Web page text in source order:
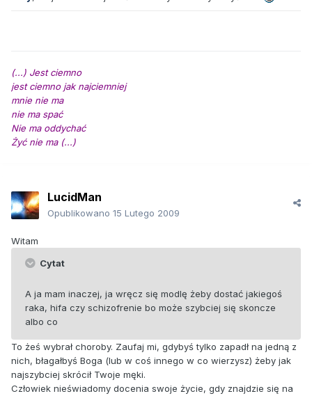
(...) Jest ciemno
jest ciemno jak najciemniej
mnie nie ma
nie ma spać
Nie ma oddychać
Żyć nie ma (...)
LucidMan
Opublikowano 15 Lutego 2009
Witam
Cytat
A ja mam inaczej, ja wręcz się modlę żeby dostać jakiegoś
raka, hifa czy schizofrenie bo może szybciej się skoncze
albo co
To żeś wybrał choroby. Zaufaj mi, gdybyś tylko zapadł na jedną z
nich, błagałbyś Boga (lub w coś innego w co wierzysz) żeby jak
najszybciej skrócił Twoje męki.
Człowiek nieświadomy docenia swoje życie, gdy znajdzie się na